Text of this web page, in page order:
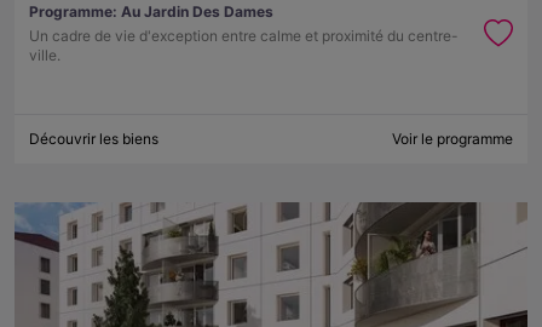
Programme: Au Jardin Des Dames
Un cadre de vie d'exception entre calme et proximité du centre-
ville.
Découvrir les biens Voir le programme